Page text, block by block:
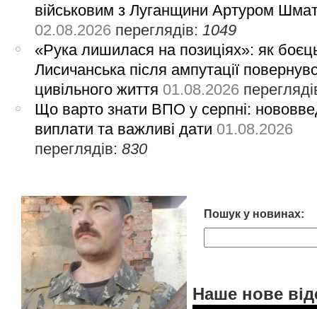
військовим з Луганщини Артуром
02.08.2026 переглядів: 1049
«Рука лишилася на позиціях»: як
Лисичанська після ампутації
цивільного життя 01.08.2026
Що варто знати ВПО у серпні:
виплати та важливі дати 01.08.2026
переглядів:830
Пошук у новинах:
Наше нове